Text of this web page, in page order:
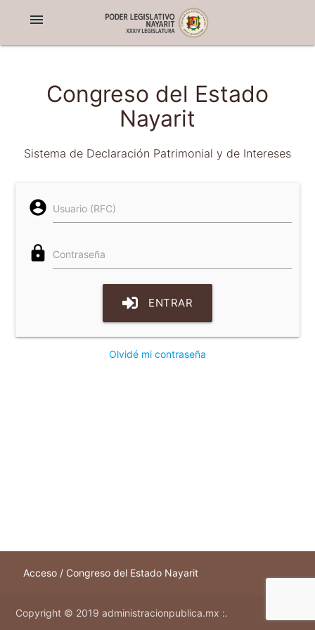
menu
Congreso del Estado
Nayarit
Sistema de Declaración Patrimonial y de Intereses
account_circle Usuario (RFC)
lock Contraseña
ENTRAR
Olvidé mi contraseña
Acceso / Congreso del Estado Nayarit
Copyright © 2019 administracionpublica.mx :.